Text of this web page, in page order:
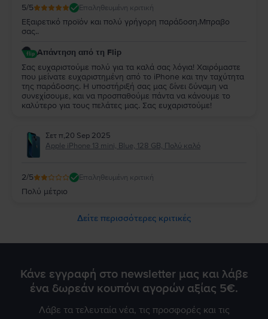
5/5 Επαληθευμένη κριτική
Εξαιρετικό προϊόν και πολύ γρήγορη παράδοση.Μπραβο
σας..
Απάντηση από τη Flip
Σας ευχαριστούμε πολύ για τα καλά σας λόγια! Χαιρόμαστε
που μείνατε ευχαριστημένη από το iPhone και την ταχύτητα
της παράδοσης. Η υποστήριξή σας μας δίνει δύναμη να
συνεχίσουμε, και να προσπαθούμε πάντα να κάνουμε το
καλύτερο για τους πελάτες μας. Σας ευχαριστούμε!
Σετ π,20 Sep 2025
Apple iPhone 13 mini, Blue, 128 GB, Πολύ καλό
2/5 Επαληθευμένη κριτική
Πολύ μέτριο
Δείτε περισσότερες κριτικές
Κάνε εγγραφή στο newsletter μας και λάβε
ένα δωρεάν κουπόνι αγορών αξίας 5€.
Λάβε τα τελευταία νέα, τις προσφορές και τις